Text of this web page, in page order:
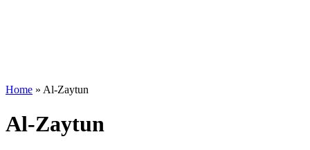
Home » Al-Zaytun
Al-Zaytun